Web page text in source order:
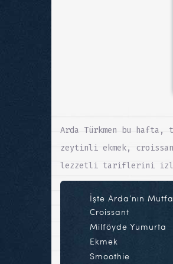
Arda Türkmen bu hafta,
zeytinli ekmek,
lezzetli tariflerini
İşte Arda’nın
Croissant
Milföyde Yumurta
Ekmek
Smoothie